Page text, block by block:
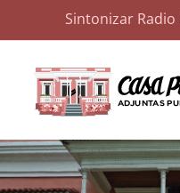
Sintonizar Radio
content